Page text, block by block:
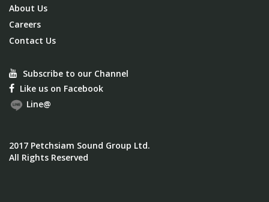
About Us
Careers
Contact Us
Subscribe to our Channel
Like us on Facebook
Line@
2017 Petchsiam Sound Group Ltd.
All Rights Reserved